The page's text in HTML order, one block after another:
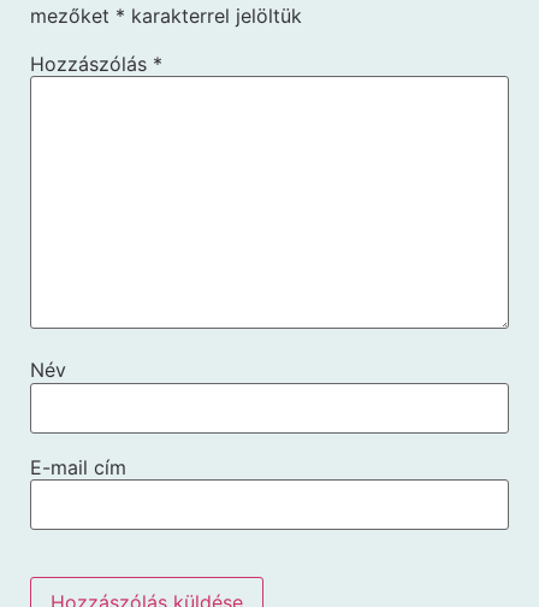
mezőket * karakterrel jelöltük
Hozzászólás *
Név
E-mail cím